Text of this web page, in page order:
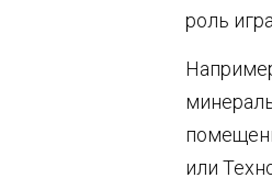
роль
или